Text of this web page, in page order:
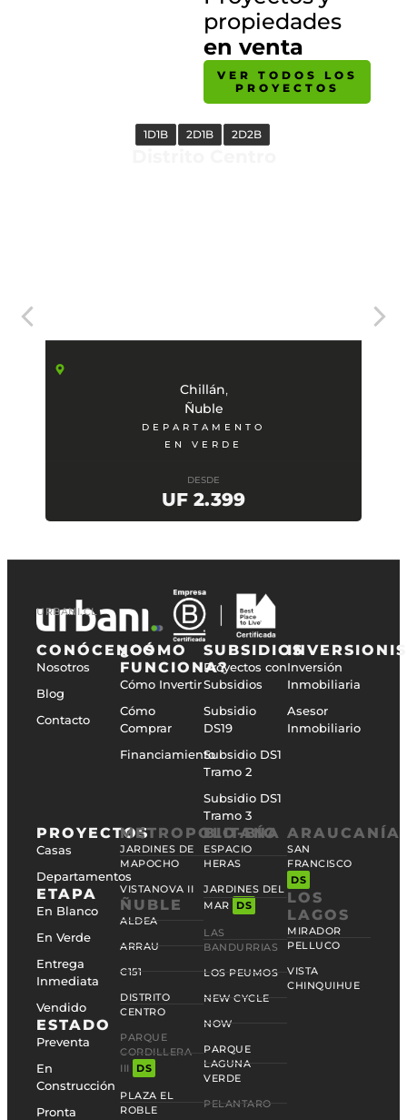
propiedades
en venta
VER TODOS LOS
PROYECTOS
1D1B 2D1B 2D2B
Chillán,
Ñuble
DEPARTAMENTO
EN VERDE
DESDE
UF 2.399
URBANI.CL
CONÓCENOS
Nosotros
Blog
Contacto
¿CÓMO
FUNCIONA?
Cómo Invertir
Cómo
Comprar
Financiamiento
SUBSIDIOS
Proyectos con
Subsidios
Subsidio
DS19
Subsidio DS1
Tramo 2
Subsidio DS1
Tramo 3
Inversión
Inmobiliaria
Asesor
Inmobiliario
PROYECTOS
Casas
Departamentos
ETAPA
En Blanco
En Verde
Entrega
Inmediata
Vendido
ESTADO
Preventa
En
Construcción
Pronta
METROPOLITANA
JARDINES DE
MAPOCHO
VISTANOVA II
ÑUBLE
ALDEA
ARRAU
C151
DISTRITO
CENTRO
PARQUE
CORDILLERA
III
DS
PLAZA EL
ROBLE
BIO-BÍO
ESPACIO
HERAS
JARDINES DEL
MAR
DS
LAS
BANDURRIAS
LOS PEUMOS
NEW CYCLE
NOW
PARQUE
LAGUNA
VERDE
PELANTARO
ARAUCANÍA
SAN
FRANCISCO
DS
LOS
LAGOS
MIRADOR
PELLUCO
VISTA
CHINQUIHUE